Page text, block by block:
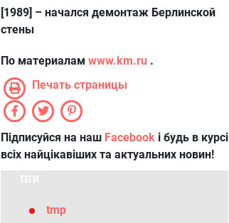
[1989] – начался демонтаж Берлинской
стены
По материалам www.km.ru .
Печать страницы
Підписуйся на наш Facebook і будь в курсі
всіх найцікавіших та актуальних новин!
ТЕГИ
tmp